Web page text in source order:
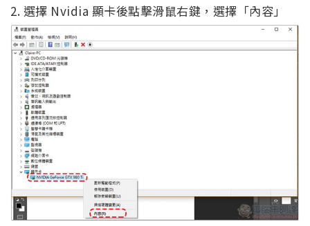
2. 選擇 Nvidia 顯卡後點擊滑鼠右鍵，選擇「內容」